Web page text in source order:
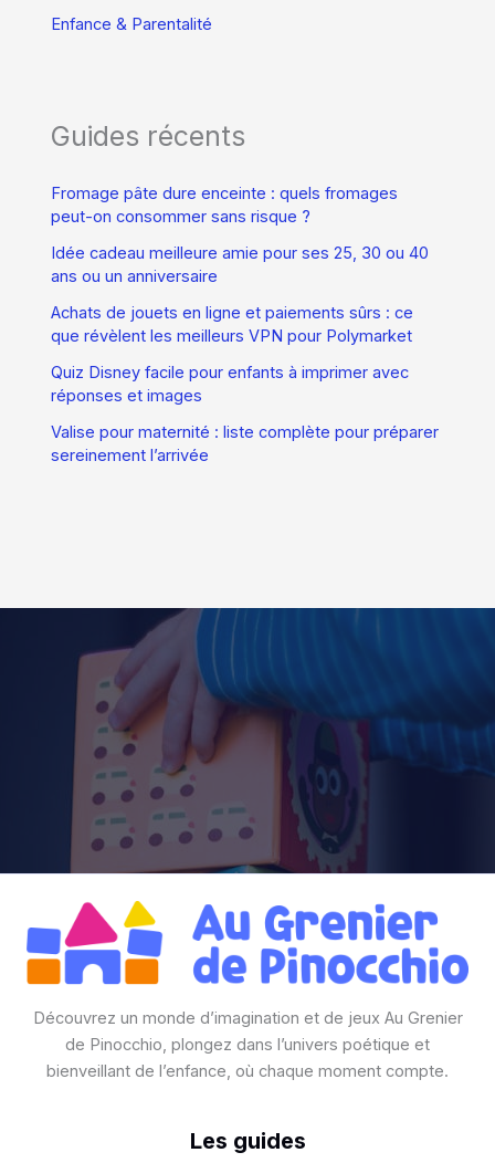
Enfance & Parentalité
Guides récents
Fromage pâte dure enceinte : quels fromages
peut-on consommer sans risque ?
Idée cadeau meilleure amie pour ses 25, 30 ou 40
ans ou un anniversaire
Achats de jouets en ligne et paiements sûrs : ce
que révèlent les meilleurs VPN pour Polymarket
Quiz Disney facile pour enfants à imprimer avec
réponses et images
Valise pour maternité : liste complète pour préparer
sereinement l’arrivée
Découvrez un monde d’imagination et de jeux Au Grenier
de Pinocchio, plongez dans l’univers poétique et
bienveillant de l’enfance, où chaque moment compte.
Les guides